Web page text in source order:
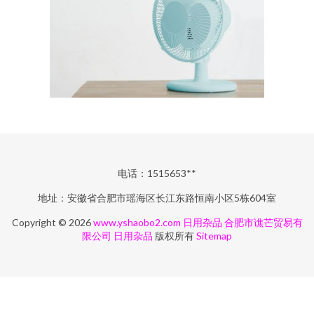
电话：1515653**
地址：安徽省合肥市瑶海区长江东路恒南小区5栋604室
Copyright © 2026www.yshaobo2.com 日用杂品 合肥市谯芒贸易有
限公司 日用杂品 版权所有Sitemap